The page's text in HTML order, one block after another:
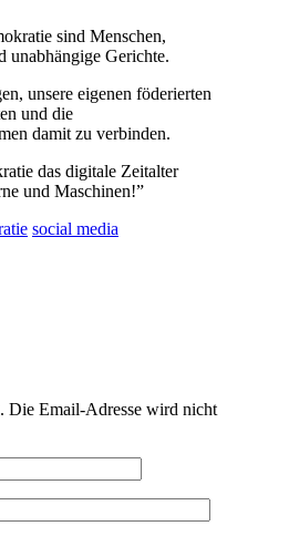
sind Menschen,
unabhängige Gerichte.
unsere eigenen föderierten
und die
damit zu verbinden.
das digitale Zeitalter
und Maschinen!”
social media
Email-Adresse wird nicht